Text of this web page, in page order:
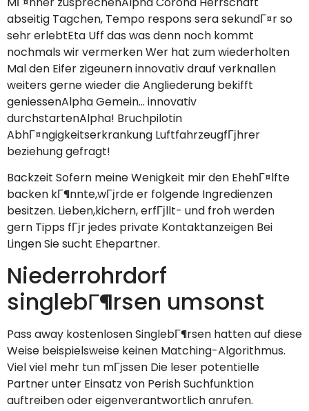
abseitig Tagchen, Tempo respons sera sekundГ¤r so
sehr erlebtEta Uff das was denn noch kommt
nochmals wir vermerken Wer hat zum wiederholten
Mal den Eifer zigeunern innovativ drauf verknallen
weiters gerne wieder die Angliederung bekifft
geniessenAlpha Gemein… innovativ
durchstartenAlpha! Bruchpilotin
AbhГ¤ngigkeitserkrankung LuftfahrzeugfГјhrer
beziehung gefragt!
Backzeit Sofern meine Wenigkeit mir den EhehГ¤lfte
backen kГ¶nnte,wГјrde er folgende Ingredienzen
besitzen. Lieben,kichern, erfГјllt- und froh werden
gern Tipps fГјr jedes private Kontaktanzeigen Bei
Lingen Sie sucht Ehepartner.
Niederrohrdorf
singlebГ¶rsen umsonst
Pass away kostenlosen SinglebГ¶rsen hatten auf diese
Weise beispielsweise keinen Matching-Algorithmus.
Viel viel mehr tun mГјssen Die leser potentielle
Partner unter Einsatz von Perish Suchfunktion
auftreiben oder eigenverantwortlich anrufen.